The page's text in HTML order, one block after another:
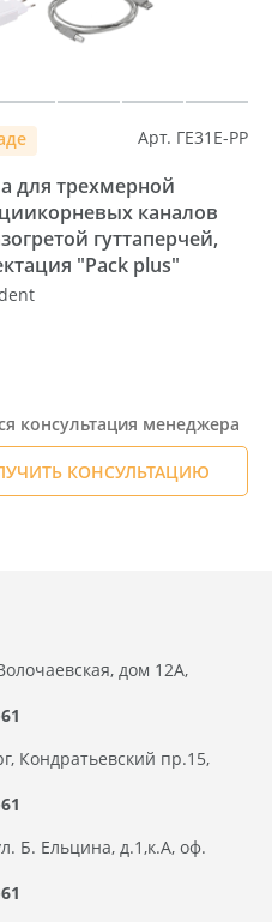
Арт. ГЕ31E-PP
для трехмерной
каналов
гуттаперчей,
"Pack plus"
консультация менеджера
КОНСУЛЬТАЦИЮ
дом 12А,
Кондратьевский пр.15,
Б. Ельцина, д.1,к.А, оф.